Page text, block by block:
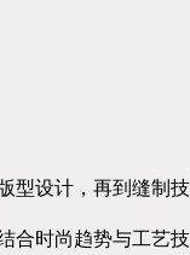
型设计，再到缝制
时尚趋势与工艺